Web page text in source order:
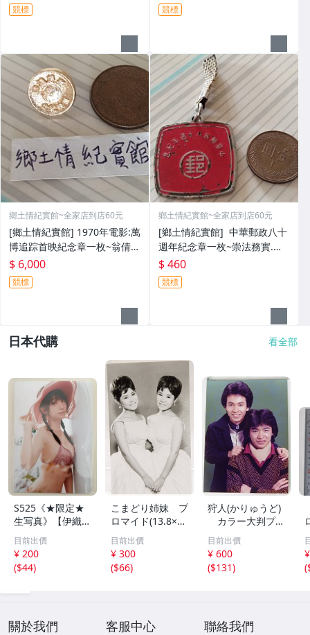
競標 競標
鄉土情紀實館~全家店到店60元
[鄉土情紀實館] 1970年電影:萬
博追踪首映紀念章一枚~翁倩
玉.馮海主演~羅馬證章社.電話
六碼
$ 6,000
競標
鄉土情紀實館~全家店到店60元
[鄉土情紀實館] 中華郵政八十
週年紀念章一枚~崇法務實.敬
業樂群~王叔朋敬贈~民國65年
$ 460
競標
日本代購 看全部
S525《★限定★
生写真》【伊織も
え】ビッグコミッ
クスピリッツ 202
6年8月3日号 ★セ
ブンネット限定特
目前出價
¥ 200
($44)
こまどり姉妹 プ
ロマイド(13.8×8.
5cm) 1枚●bn.4
6
目前出價
¥ 300
($66)
狩人(かりゅうど)
カラー大判プロ
マイド(18×13cm)
1枚●bn.48
目前出價
¥ 600
($131)
(
關於我們 客服中心 聯絡我們